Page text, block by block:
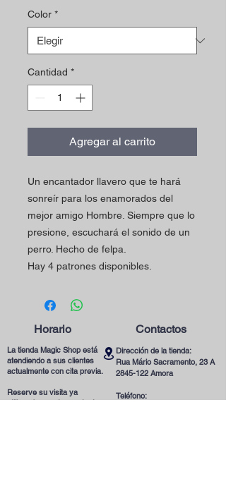
Color *
Cantidad *
Agregar al carrito
Un encantador llavero que te hará
sonreír para los enamorados del
mejor amigo Hombre. Siempre que lo
presione, escuchará el sonido de un
perro. Hecho de felpa.
Hay 4 patrones disponibles.
Horario
La tienda Magic Shop está
atendiendo a sus clientes
actualmente con cita previa.
Reserve su visita ya
utilizando nuestro contacto
Contactos
Dirección de la tienda:
Rua Mário Sacramento, 23 A
2845-122 Amora
Teléfono: